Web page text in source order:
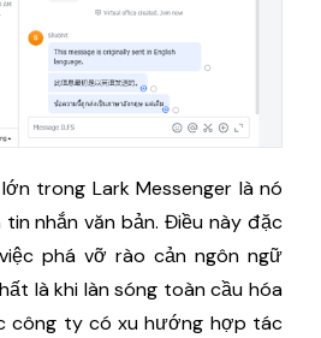
trong Lark Messenger là nó
nhắn văn bản. Điều này đặc
phá vỡ rào cản ngôn ngữ
là khi làn sóng toàn cầu hóa
công ty có xu hướng hợp tác